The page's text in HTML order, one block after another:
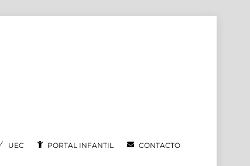
UEC PORTAL INFANTIL CONTACTO